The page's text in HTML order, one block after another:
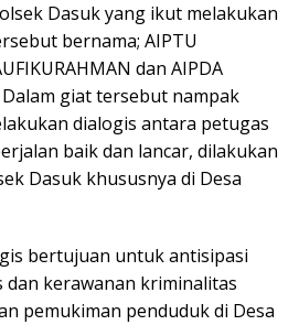
Dasuk yang ikut melakukan
bernama; AIPTU
dan AIPDA
Dalam giat tersebut nampak
dialogis antara petugas
baik dan lancar, dilakukan
Dasuk khususnya di Desa
bertujuan untuk antisipasi
kerawanan kriminalitas
pemukiman penduduk di Desa